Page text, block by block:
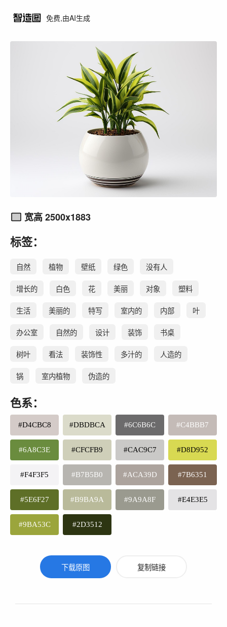
免费,由AI生成
宽高 2500x1883
标签：
自然 植物 壁纸 绿色 没有人
增长的 白色 花 美丽 对象 塑料
生活 美丽的 特写 室内的 内部 叶
办公室 自然的 设计 装饰 书桌
树叶 看法 装饰性 多汁的 人造的
锅 室内植物 伪造的
色系：
#D4CBC8 #DBDBCA #6C6B6C #C4BBB7
#6A8C3E #CFCFB9 #CAC9C7 #D8D952
#F4F3F5 #B7B5B0 #ACA39D #7B6351
#5E6F27 #B9BA9A #9A9A8F #E4E3E5
#9BA53C #2D3512
下载原图 复制链接